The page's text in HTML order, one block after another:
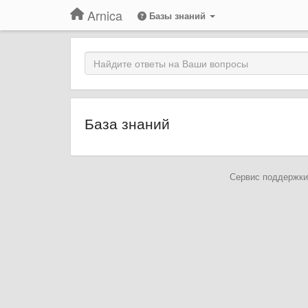
Arnica Базы знаний
База знаний
Сервис